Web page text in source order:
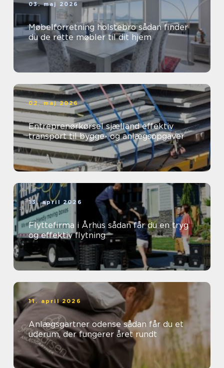
03. maj 2026
Møbelforretning holstebro sådan finder
du de rette møbler til dit hjem
02. maj 2026
Entreprenørkørsel sjælland effektiv
transport til bygge- og anlægsopgaver
13. april 2026
Flyttefirma i Århus sådan får du en tryg
og effektiv flytning
11. april 2026
Anlægsgartner odense sådan får du et
uderum, der fungerer året rundt